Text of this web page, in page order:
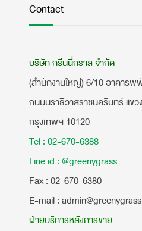
Contact
บริษัท กรีนนี่กราส จำกัด
(สำนักงานใหญ่) 6/10 อาคาร
ถนนนราธิวาสราชนครินทร์ แขว
กรุงเทพฯ 10120
Tel : 02-670-6388
Line id : @greenygrass
​Fax : 02-670-6380
E-mail :
ฝ่ายบริการหลังการขาย